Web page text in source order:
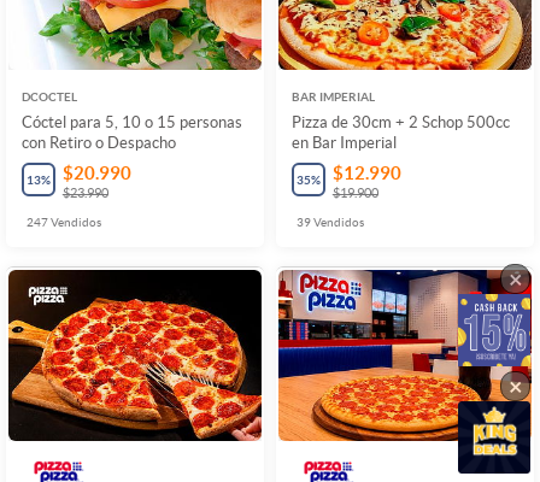
DCOCTEL
Cóctel para 5, 10 o 15 personas
con Retiro o Despacho
13% $20.990
$23.990
247Vendidos
BAR IMPERIAL
Pizza de 30cm + 2 Schop 500cc
en Bar Imperial
35% $12.990
$19.900
39Vendidos
×
×